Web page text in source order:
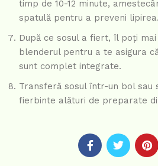
timp de 10-12 minute,
spatulă pentru a preveni lipirea.
După ce sosul a fiert, îl poți
blenderul pentru a te asigura
sunt complet integrate.
Transferă sosul într-un bol sau
fierbinte alături de preparate